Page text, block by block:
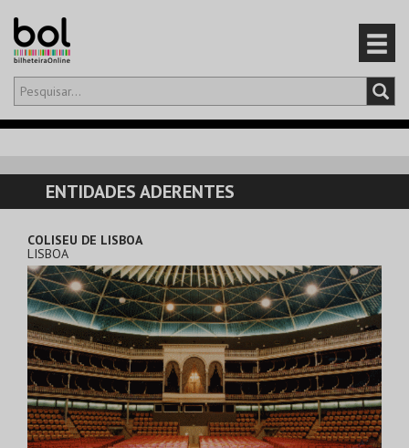
Olá,iniciar sessão
CARRINHO
EVENTOS
CARTÕES
PRODUTOS
ENTIDADES ADERENTES
COLISEU DE LISBOA
LISBOA